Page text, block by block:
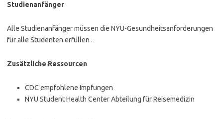
Studienanfänger
Alle Studienanfänger müssen die NYU-Gesundheitsanforderungen
für alle Studenten erfüllen .
Zusätzliche Ressourcen
CDC empfohlene Impfungen
NYU Student Health Center Abteilung für Reisemedizin